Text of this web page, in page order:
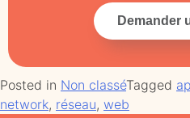
Demander
Posted in Non classéTagged
network, réseau, web